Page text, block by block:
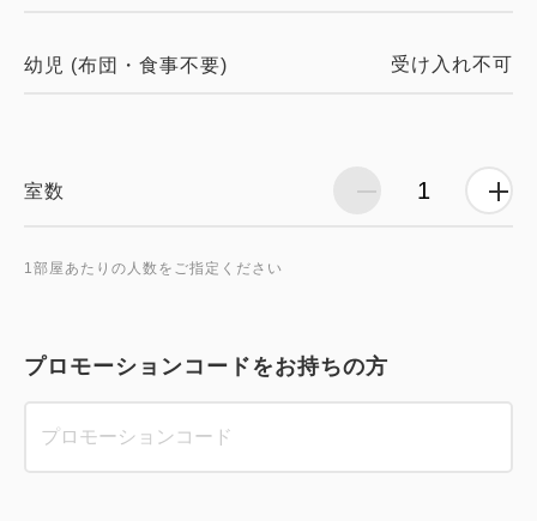
幼児 (布団・食事不要) 受け入れ不可
室数
1部屋あたりの人数をご指定ください
プロモーションコードをお持ちの方